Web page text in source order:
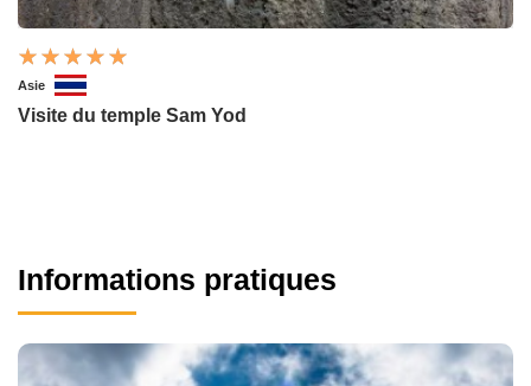
Asie
Visite du temple Sam Yod
Informations pratiques